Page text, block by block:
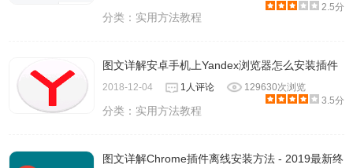
2.5分
分类： 实用方法教程
图文详解安卓手机上Yandex浏览器怎么安装插件
2018-12-04 1人评论
129630次浏览
3.5分
分类： 实用方法教程
图文详解Chrome插件离线安装方法 - 2019最新终